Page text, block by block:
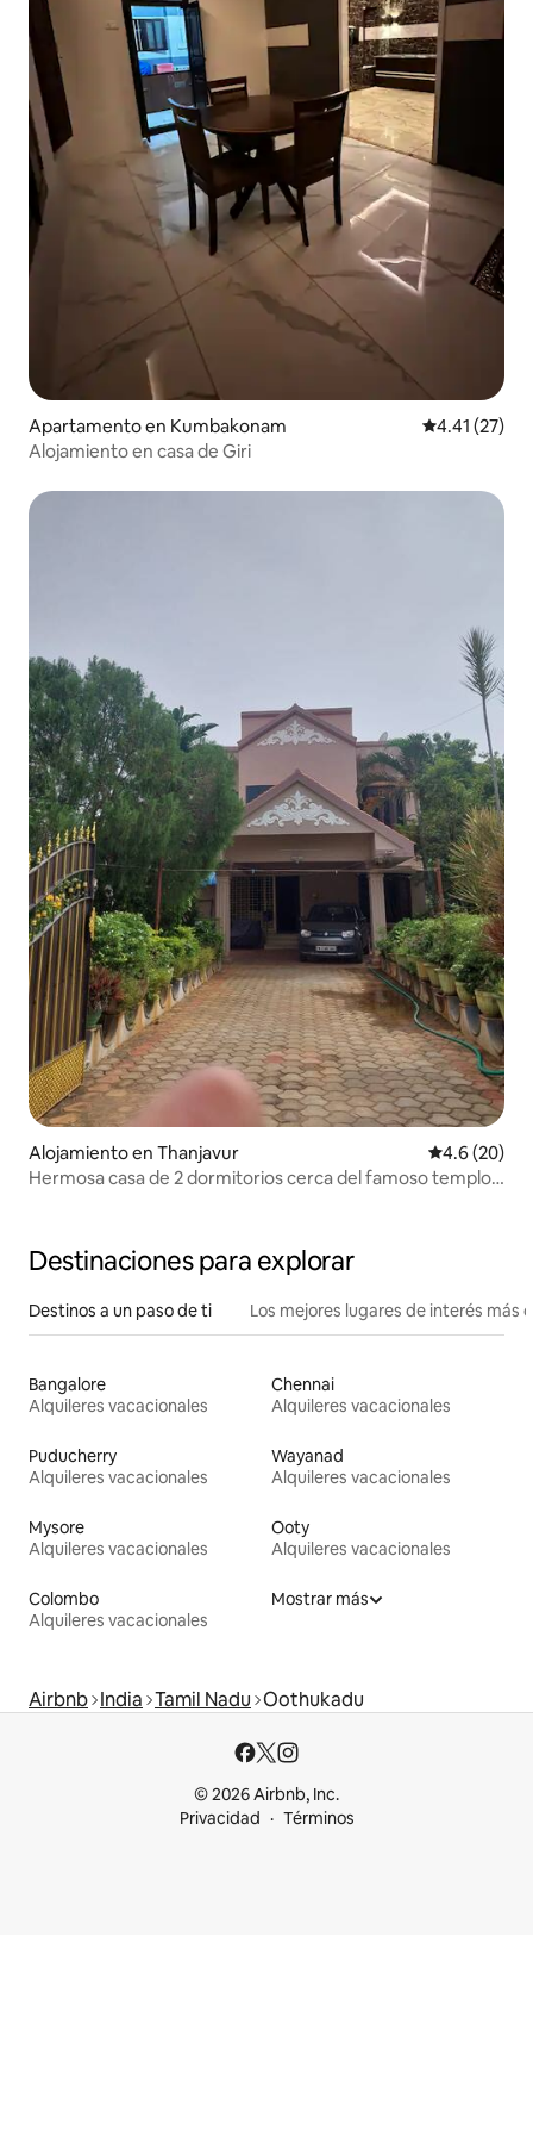
Apartamento en Kumbakonam Calificación
4.41 (27)
Alojamiento en casa de Giri
Alojamiento en Thanjavur Calificación
4.6 (20)
Hermosa casa de 2 dormitorios cerca del famoso templo
Destinaciones para explorar
Destinos a un paso de ti Los mejores lugares de interés más
Bangalore
Alquileres vacacionales
Chennai
Alquileres vacacionales
Puducherry
Alquileres vacacionales
Wayanad
Alquileres vacacionales
Mysore
Alquileres vacacionales
Ooty
Alquileres vacacionales
Colombo
Alquileres vacacionales
Mostrar más
Airbnb India Tamil Nadu Oothukadu
© 2026 Airbnb, Inc.
Privacidad
Términos